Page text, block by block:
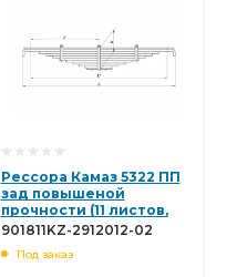
Рессора Камаз 5322 ПП
зад повышеной
прочности (11 листов,
5322-2912012-02 )
2912012-02
901811KZ-2912012-02
Под заказ